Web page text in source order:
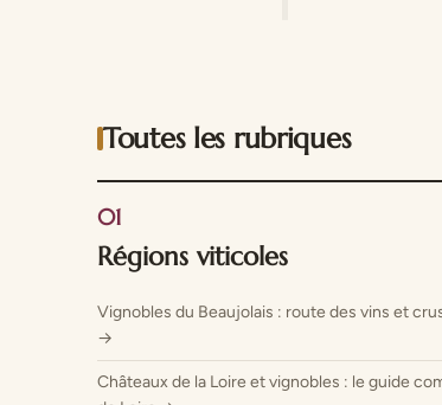
Toutes les rubriques
01
Régions viticoles
Vignobles du Beaujolais : route des vins et
→
Châteaux de la Loire et vignobles : le guide